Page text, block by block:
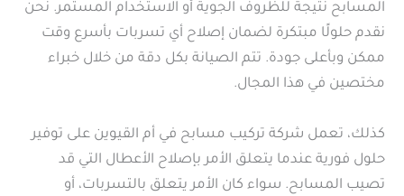
المسابح نتيجة للظروف الجوية أو الاستخدام المستمر. نحن
نقدم حلولًا مبتكرة لضمان إصلاح أي تسربات بأسرع وقت
ممكن وبأعلى جودة. تتم الصيانة بكل دقة من خلال خبراء
مختصين في هذا المجال.
كذلك، تعمل شركة تركيب مسابح في أم القيوين على توفير
حلول فورية عندما يتعلق الأمر بإصلاح الأعطال التي قد
تصيب المسابح. سواء كان الأمر يتعلق بالتسربات، أو